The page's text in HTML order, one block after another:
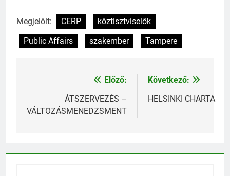
Megjelölt: CERP
köztisztviselők
Public Affairs
szakember Tampere
navigáció
Előző:
ÁTSZERVEZÉS –
VÁLTOZÁSMENEDZSMENT
Következő:
HELSINKI CHARTA